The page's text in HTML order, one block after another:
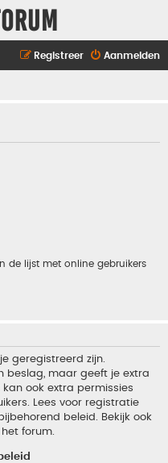
Aanmelden
Registreer
de lijst met online gebruikers
geregistreerd zijn.
beslag, maar geeft je extra
ook extra permissies
Lees voor registratie
beleid. Bekijk ook
forum.